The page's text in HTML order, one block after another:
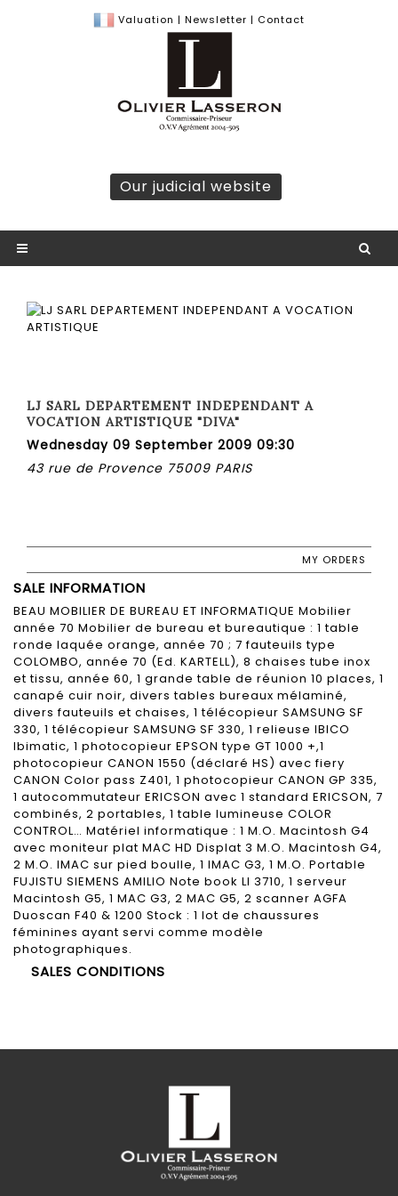
Valuation | Newsletter | Contact
Our judicial website
LJ SARL DEPARTEMENT INDEPENDANT A
VOCATION ARTISTIQUE "DIVA"
Wednesday 09 September 2009 09:30
43 rue de Provence 75009 PARIS
MY ORDERS
SALE INFORMATION
BEAU MOBILIER DE BUREAU ET INFORMATIQUE Mobilier
année 70 Mobilier de bureau et bureautique : 1 table
ronde laquée orange, année 70 ; 7 fauteuils type
COLOMBO, année 70 (Ed. KARTELL), 8 chaises tube inox
et tissu, année 60, 1 grande table de réunion 10 places, 1
canapé cuir noir, divers tables bureaux mélaminé,
divers fauteuils et chaises, 1 télécopieur SAMSUNG SF
330, 1 télécopieur SAMSUNG SF 330, 1 relieuse IBICO
Ibimatic, 1 photocopieur EPSON type GT 1000 +,1
photocopieur CANON 1550 (déclaré HS) avec fiery
CANON Color pass Z401, 1 photocopieur CANON GP 335,
1 autocommutateur ERICSON avec 1 standard ERICSON, 7
combinés, 2 portables, 1 table lumineuse COLOR
CONTROL… Matériel informatique : 1 M.O. Macintosh G4
avec moniteur plat MAC HD Displat 3 M.O. Macintosh G4,
2 M.O. IMAC sur pied boulle, 1 IMAC G3, 1 M.O. Portable
FUJISTU SIEMENS AMILIO Note book LI 3710, 1 serveur
Macintosh G5, 1 MAC G3, 2 MAC G5, 2 scanner AGFA
Duoscan F40 & 1200 Stock : 1 lot de chaussures
féminines ayant servi comme modèle
photographiques.
SALES CONDITIONS